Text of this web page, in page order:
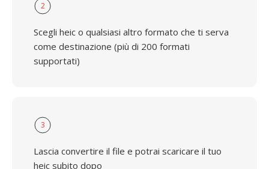
2
Scegli heic o qualsiasi altro formato che ti serva
come destinazione (più di 200 formati
supportati)
3
Lascia convertire il file e potrai scaricare il tuo
heic subito dopo